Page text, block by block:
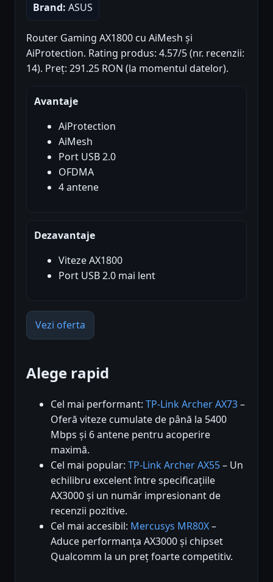
Brand: ASUS
Router Gaming AX1800 cu AiMesh și
AiProtection. Rating produs: 4.57/5 (nr. recenzii:
14). Preț: 291.25 RON (la momentul datelor).
Avantaje
AiProtection
AiMesh
Port USB 2.0
OFDMA
4 antene
Dezavantaje
Viteze AX1800
Port USB 2.0 mai lent
Vezi oferta
Alege rapid
Cel mai performant: TP-Link Archer AX73–
Oferă viteze cumulate de până la 5400
Mbps și 6 antene pentru acoperire
maximă.
Cel mai popular: TP-Link Archer AX55– Un
echilibru excelent între specificațiile
AX3000 și un număr impresionant de
recenzii pozitive.
Cel mai accesibil: Mercusys MR80X–
Aduce performanța AX3000 și chipset
Qualcomm la un preț foarte competitiv.